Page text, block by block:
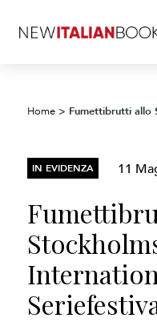
Home > Fumettibrutti allo
IN EVIDENZA 11